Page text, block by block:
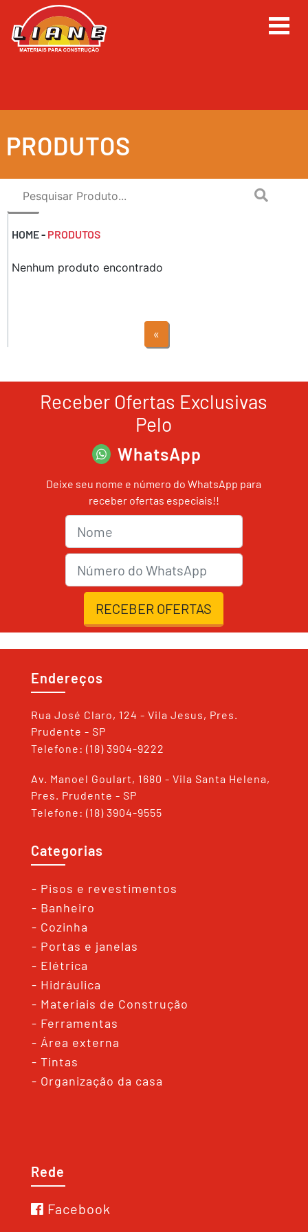
PRODUTOS
Filtrar Produtos
HOME- PRODUTOS
Nenhum produto encontrado
«
Receber Ofertas Exclusivas
Pelo
WhatsApp
Deixe seu nome e número do WhatsApp para
receber ofertas especiais!!
Nome
nmrWhats
RECEBER OFERTAS
Endereços
Rua José Claro, 124 - Vila Jesus, Pres.
Prudente - SP
Telefone: (18) 3904-9222
Av. Manoel Goulart, 1680 - Vila Santa Helena,
Pres. Prudente - SP
Telefone: (18) 3904-9555
Categorias
- Pisos e revestimentos
- Banheiro
- Cozinha
- Portas e janelas
- Elétrica
- Hidráulica
- Materiais de Construção
- Ferramentas
- Área externa
- Tintas
- Organização da casa
Rede
Facebook